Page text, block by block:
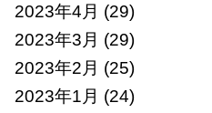
2023年4月 (29)
2023年3月 (29)
2023年2月 (25)
2023年1月 (24)